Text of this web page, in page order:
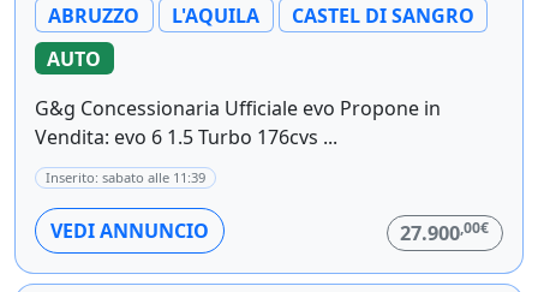
ABRUZZO L'AQUILA
CASTEL DI SANGRO
AUTO
G&g Concessionaria Ufficiale evo Propone in
Vendita: evo 6 1.5 Turbo 176cvs ...
Inserito: sabato alle 11:39
VEDI ANNUNCIO 27.900,00€